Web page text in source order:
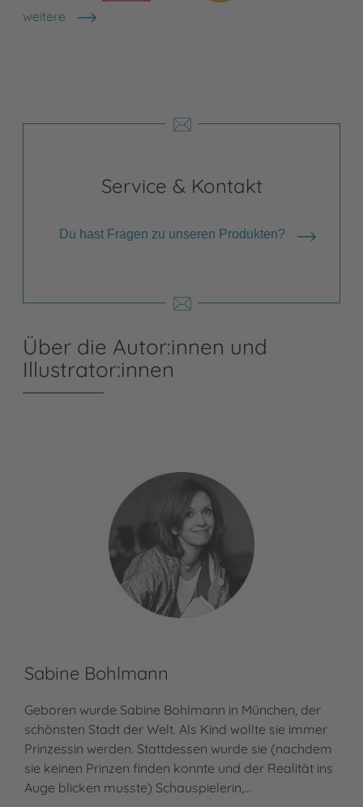
weitere
Shops anzeigen
Service & Kontakt
Du hast Fragen zu unseren Produkten?
Über die Autor:innen und
Illustrator:innen
Sabine Bohlmann
Geboren wurde Sabine Bohlmann in München, der
schönsten Stadt der Welt. Als Kind wollte sie immer
Prinzessin werden. Stattdessen wurde sie (nachdem
sie keinen Prinzen finden konnte und der Realität ins
Auge blicken musste) Schauspielerin,…